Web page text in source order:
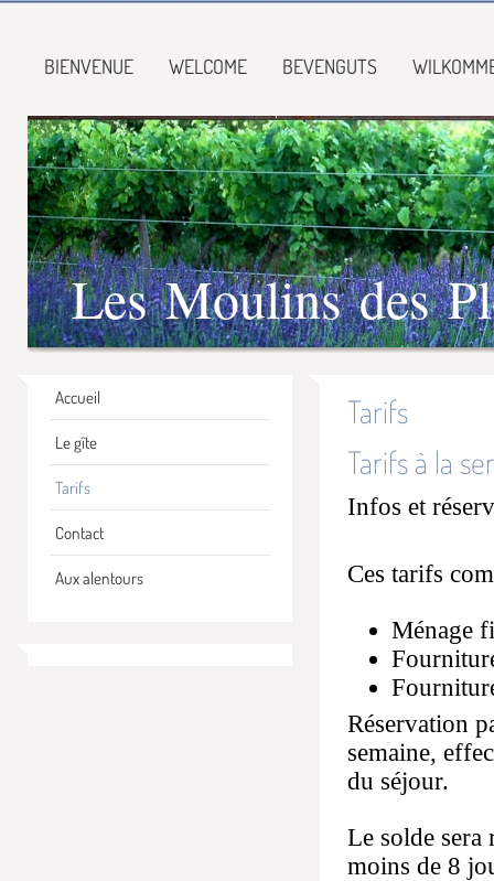
BIENVENUE WELCOME BEVENGUTS
Les Moulins des
Accueil
Le gîte
Tarifs
Contact
Aux alentours
Tarifs
Tarifs à la
Infos et
Ces tarifs
Ménage
Réservation
semaine,
du séjour.
Le solde sera
moins de 8